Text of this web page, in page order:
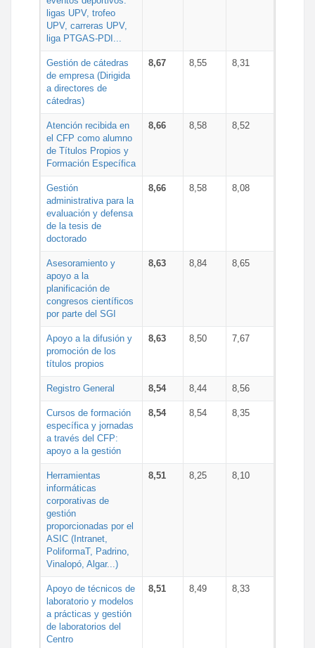
ligas UPV, trofeo
UPV, carreras UPV,
liga PTGAS-PDI...
Gestión de cátedras
de empresa (Dirigida
a directores de
cátedras)
8,67 8,55 8,31
Atención recibida en
el CFP como alumno
de Títulos Propios y
Formación Específica
8,66 8,58 8,52
Gestión
administrativa para la
evaluación y defensa
de la tesis de
doctorado
8,66 8,58 8,08
Asesoramiento y
apoyo a la
planificación de
congresos científicos
por parte del SGI
8,63 8,84 8,65
Apoyo a la difusión y
promoción de los
títulos propios
8,63 8,50 7,67
Registro General 8,54 8,44 8,56
Cursos de formación
específica y jornadas
a través del CFP:
apoyo a la gestión
8,54 8,54 8,35
Herramientas
informáticas
corporativas de
gestión
proporcionadas por el
ASIC (Intranet,
PoliformaT, Padrino,
Vinalopó, Algar...)
8,51 8,25 8,10
Apoyo de técnicos de
laboratorio y modelos
a prácticas y gestión
de laboratorios del
Centro
8,51 8,49 8,33